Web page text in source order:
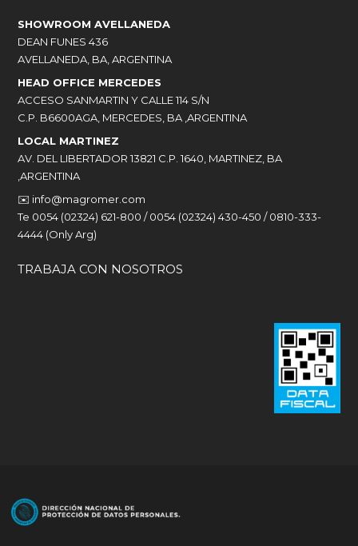
SHOWROOM AVELLANEDA
DEAN FUNES 436
AVELLANEDA, BA, ARGENTINA
HEAD OFFICE MERCEDES
ACCESO SANMARTIN Y CALLE 114 S/N
C.P. B6600AGA, MERCEDES, BA ,ARGENTINA
LOCAL MARTINEZ
AV. DEL LIBERTADOR 13821 C.P. 1640, MARTINEZ, BA
,ARGENTINA
✉️ info@magromer.com
Te 0054 (02324) 621-800 / 0054 (02324) 430-450 / 0810-333-
4444 (Only Arg)
TRABAJA CON NOSOTROS